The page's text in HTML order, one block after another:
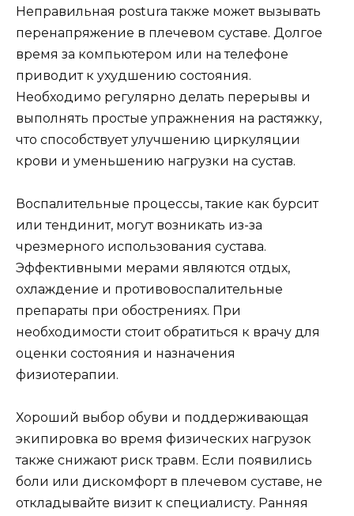
Неправильная postura также может вызывать
перенапряжение в плечевом суставе. Долгое
время за компьютером или на телефоне
приводит к ухудшению состояния.
Необходимо регулярно делать перерывы и
выполнять простые упражнения на растяжку,
что способствует улучшению циркуляции
крови и уменьшению нагрузки на сустав.
Воспалительные процессы, такие как бурсит
или тендинит, могут возникать из-за
чрезмерного использования сустава.
Эффективными мерами являются отдых,
охлаждение и противовоспалительные
препараты при обострениях. При
необходимости стоит обратиться к врачу для
оценки состояния и назначения
физиотерапии.
Хороший выбор обуви и поддерживающая
экипировка во время физических нагрузок
также снижают риск травм. Если появились
боли или дискомфорт в плечевом суставе, не
откладывайте визит к специалисту. Ранняя